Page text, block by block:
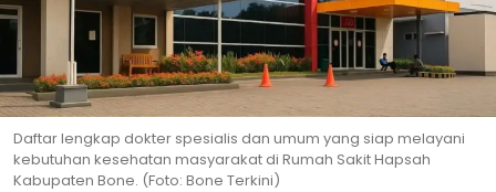
Daftar lengkap dokter spesialis dan umum yang siap melayani
kebutuhan kesehatan masyarakat di Rumah Sakit Hapsah
Kabupaten Bone. (Foto: Bone Terkini)